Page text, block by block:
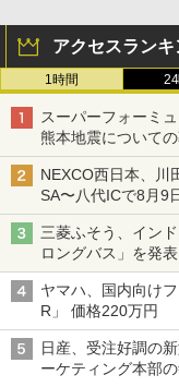
アクセスランキ
1時間
スーパーフォーミ
熊本地震について
NEXCO西日本、川
SA〜八代ICで8月9
三菱ふそう、イン
ロングバス」を発
バス
ヤマハ、国内向け
R」 価格220万円
日産、受注好調の
ーケティング本部